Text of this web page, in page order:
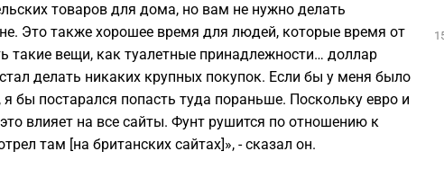
товаров для дома, но вам не нужно делать
Это также хорошее время для людей, которые время от
такие вещи, как туалетные принадлежности… доллар
делать никаких крупных покупок. Если бы у меня было
бы постарался попасть туда пораньше. Поскольку евро и
влияет на все сайты. Фунт рушится по отношению к
там [на британских сайтах]», - сказал он.